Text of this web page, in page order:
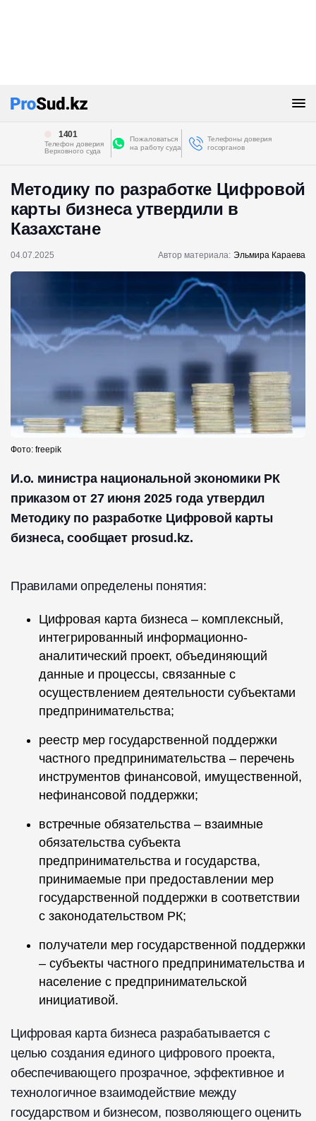
1401
Телефон доверия
Верховного суда
Пожаловаться
на работу суда
Телефоны доверия
госорганов
Методику по разработке Цифровой
карты бизнеса утвердили в
Казахстане
04.07.2025 Автор материала: Эльмира Караева
Фото: freepik
И.о. министра национальной экономики РК
приказом от 27 июня 2025 года утвердил
Методику по разработке Цифровой карты
бизнеса, сообщает prosud.kz.
Правилами определены понятия:
Цифровая карта бизнеса – комплексный,
интегрированный информационно-
аналитический проект, объединяющий
данные и процессы, связанные с
осуществлением деятельности субъектами
предпринимательства;
реестр мер государственной поддержки
частного предпринимательства – перечень
инструментов финансовой, имущественной,
нефинансовой поддержки;
встречные обязательства – взаимные
обязательства субъекта
предпринимательства и государства,
принимаемые при предоставлении мер
государственной поддержки в соответствии
с законодательством РК;
получатели мер государственной поддержки
– субъекты частного предпринимательства и
население с предпринимательской
инициативой.
Цифровая карта бизнеса разрабатывается с
целью создания единого цифрового проекта,
обеспечивающего прозрачное, эффективное и
технологичное взаимодействие между
государством и бизнесом, позволяющего оценить